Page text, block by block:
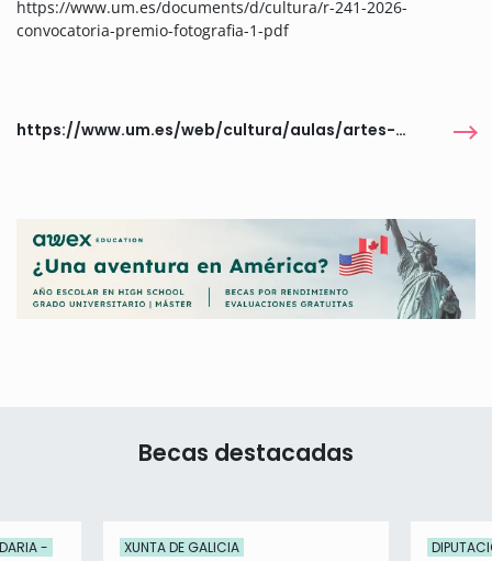
https://www.um.es/documents/d/cultura/r-241-2026-
convocatoria-premio-fotografia-1-pdf
https://www.um.es/web/cultura/aulas/artes-plasticas/premios
Becas destacadas
- XUNTA DE GALICIA